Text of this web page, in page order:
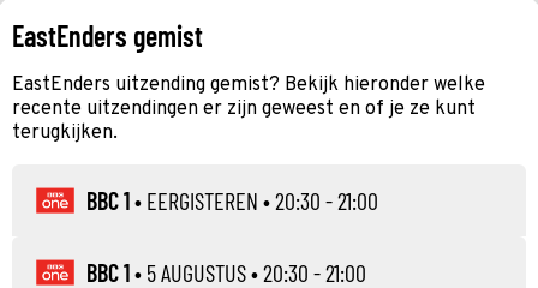
EastEnders gemist
EastEnders uitzending gemist? Bekijk hieronder welke
recente uitzendingen er zijn geweest en of je ze kunt
terugkijken.
BBC 1• EERGISTEREN • 20:30 - 21:00
BBC 1• 5 AUGUSTUS• 20:30 - 21:00